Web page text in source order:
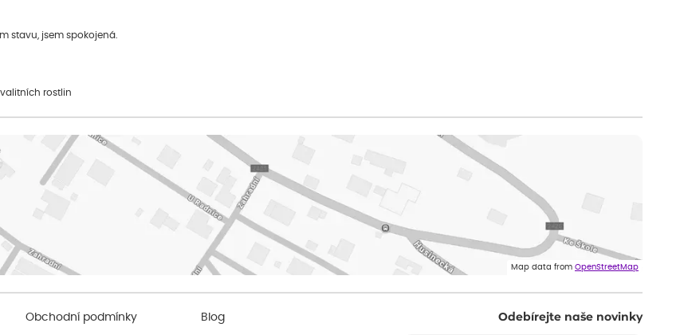
stavu, jsem spokojená.
rostlin
Map data from OpenStreetMap
Obchodní podmínky Blog Odebírejte naše novinky